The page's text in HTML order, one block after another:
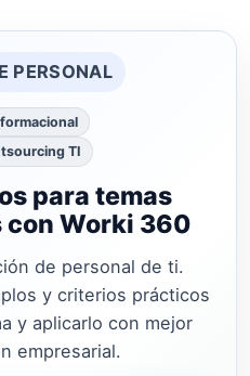
PERSONAL
TI
para temas
Worki 360
de personal de ti.
y criterios prácticos
y aplicarlo con mejor
empresarial.